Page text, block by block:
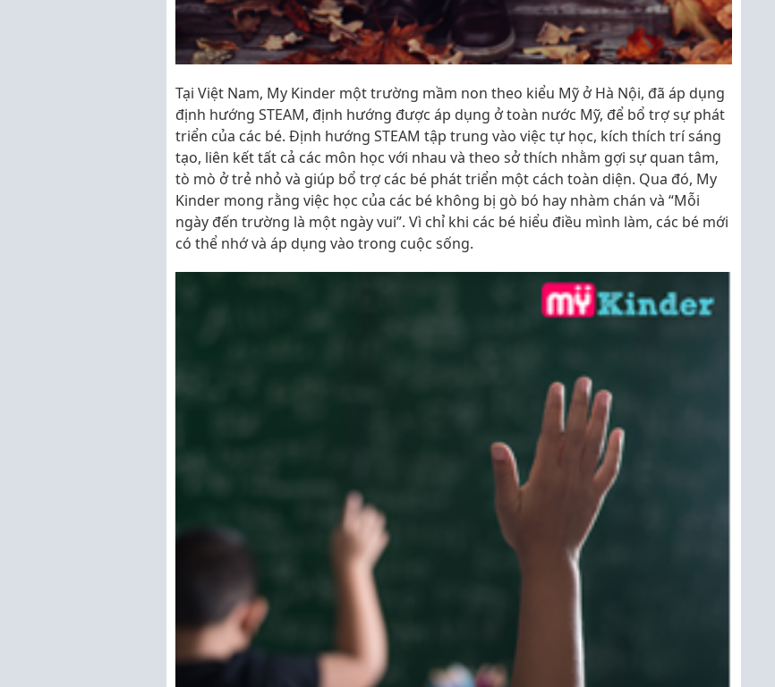
Tại Việt Nam, My Kinder một trường mầm non theo kiểu Mỹ ở Hà Nội, đã áp dụng
định hướng STEAM, định hướng được áp dụng ở toàn nước Mỹ, để bổ trợ sự phát
triển của các bé. Định hướng STEAM tập trung vào việc tự học, kích thích trí sáng
tạo, liên kết tất cả các môn học với nhau và theo sở thích nhằm gợi sự quan tâm,
tò mò ở trẻ nhỏ và giúp bổ trợ các bé phát triển một cách toàn diện. Qua đó, My
Kinder mong rằng việc học của các bé không bị gò bó hay nhàm chán và “Mỗi
ngày đến trường là một ngày vui”. Vì chỉ khi các bé hiểu điều mình làm, các bé mới
có thể nhớ và áp dụng vào trong cuộc sống.